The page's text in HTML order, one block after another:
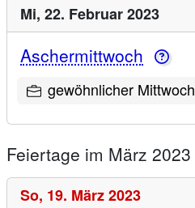
Mi, 22. Februar 2023
Aschermittwoch
gewöhnlicher Mittwoch
Feiertage im März 2023
So, 19. März 2023